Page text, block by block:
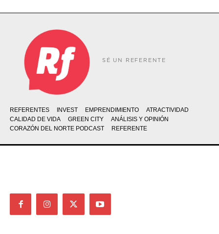
SÉ UN REFERENTE
REFERENTES INVEST EMPRENDIMIENTO
ATRACTIVIDAD
CALIDAD DE VIDA
GREEN CITY
ANÁLISIS Y OPINIÓN
CORAZÓN DEL NORTE PODCAST
REFERENTE